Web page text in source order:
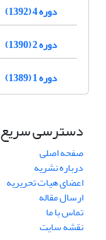
دوره 4 (1392)
دوره 2 (1390)
دوره 1 (1389)
دسترسی سریع
صفحه اصلی
درباره نشریه
اعضای هیات تحریریه
ارسال مقاله
تماس با ما
نقشه سایت